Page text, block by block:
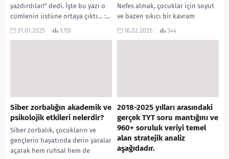
yazdırdılar!” dedi. İşte bu yazı o
cümlenin üstüne ortaya çıktı… :...
31.01.2025 1.151
Nefes almak, çocuklar için soyut
ve bazen sıkıcı bir kavram
olabilir; ancak kaynaklarda
16.02.2026 344
Siber zorbalığın akademik ve
psikolojik etkileri nelerdir?
Siber zorbalık, çocukların ve
gençlerin hayatında derin yaralar
açarak hem ruhsal hem de
2018-2025 yılları arasındaki
gerçek TYT soru mantığını ve
960+ soruluk veriyi temel
alan stratejik analiz
aşağıdadır.